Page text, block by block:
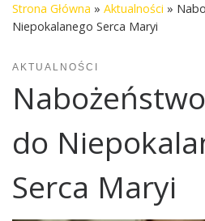
Strona Główna » Aktualności »
Niepokalanego Serca Maryi
AKTUALNOŚCI
Nabożeństwo
do
Serca Maryi